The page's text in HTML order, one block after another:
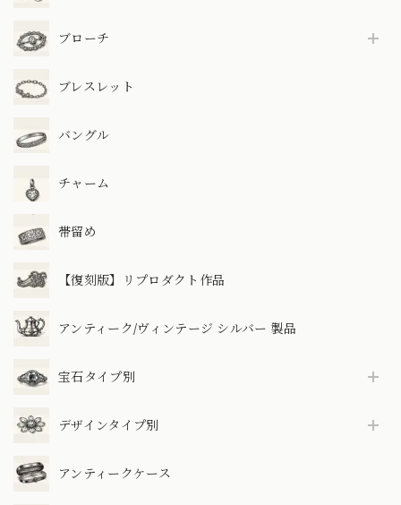
ブローチ
ブレスレット
バングル
チャーム
帯留め
【復刻版】リプロダクト作品
アンティーク/ヴィンテージ シルバー 製品
宝石タイプ別
デザインタイプ別
アンティークケース